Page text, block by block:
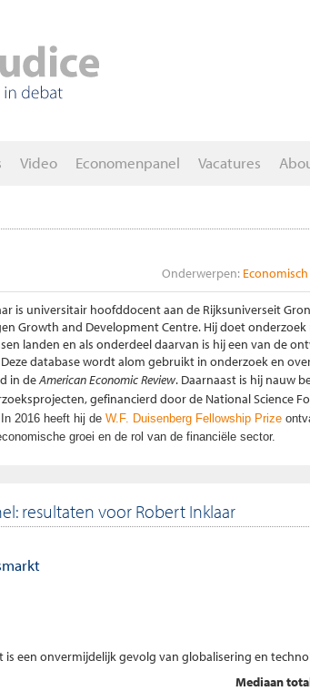
Video Economenpanel Vacatures
Onderwerpen:
is universitair hoofddocent aan de Rijksuniverseit
Growth and Development Centre. Hij doet
landen en als onderdeel daarvan is hij een van de
database wordt alom gebruikt in onderzoek en
in deAmerican Economic Review. Daarnaast is hij nauw
gefinancierd door de National Science
In 2016 heeft hij de W.F. Duisenberg Fellowship Prize
groei en de rol van de financiële sector.
resultaten voor Robert Inklaar
is een onvermijdelijk gevolg van globalisering en
Mediaan